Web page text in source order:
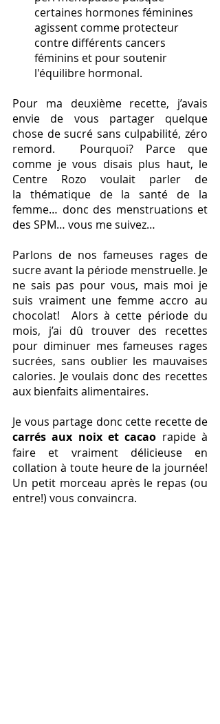
certaines hormones féminines
agissent comme protecteur
contre différents cancers
féminins et pour soutenir
l'équilibre hormonal.
Pour ma deuxième recette, j’avais
envie de vous partager quelque
chose de sucré sans culpabilité, zéro
remord.  Pourquoi? Parce que
comme je vous disais plus haut, le
Centre Rozo voulait parler de
la thématique de la santé de la
femme… donc des menstruations et
des SPM… vous me suivez…
Parlons de nos fameuses rages de
sucre avant la période menstruelle. Je
ne sais pas pour vous, mais moi je
suis vraiment une femme accro au
chocolat!  Alors à cette période du
mois, j’ai dû trouver des recettes
pour diminuer mes fameuses rages
sucrées, sans oublier les mauvaises
calories. Je voulais donc des recettes
aux bienfaits alimentaires.
carrés aux noix et cacao rapide à
faire et vraiment délicieuse en
collation à toute heure de la journée!
Un petit morceau après le repas (ou
entre!) vous convaincra.